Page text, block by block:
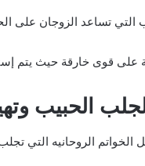
التي تساعد الزوجان على
على قوى خارقة حيث يتم
الحبيب
الروحانيه التي